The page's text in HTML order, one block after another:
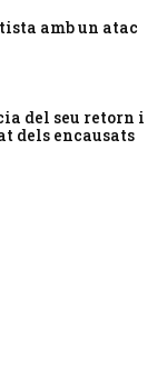
amb un atac
del seu retorn i
dels encausats